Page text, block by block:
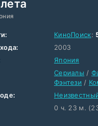
КиноПоиск:
2003
Япония
Сериалы /
Фэнтези /
0 ч. 23 м.